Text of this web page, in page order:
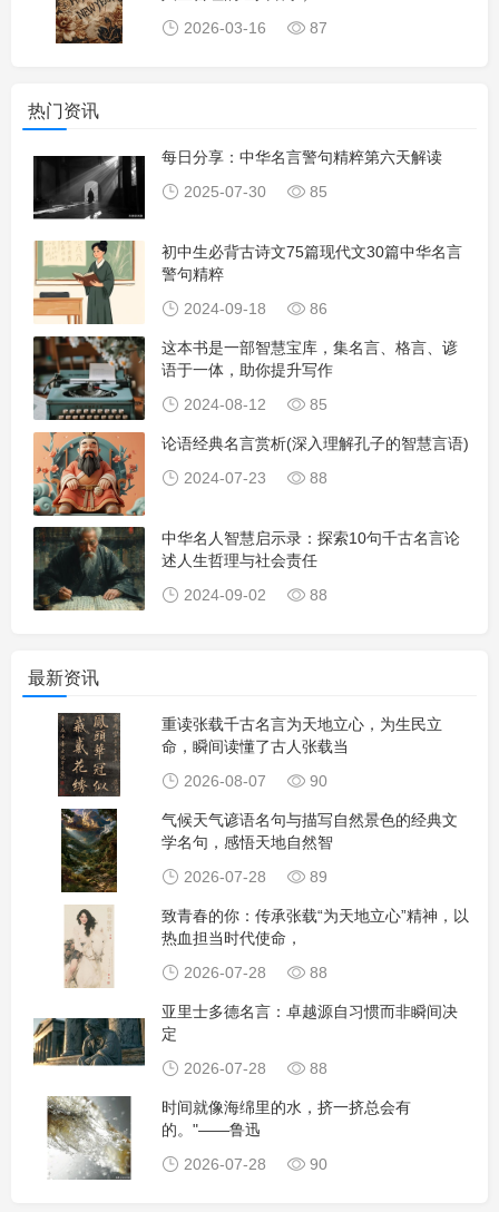
2026-03-16
87
热门资讯
每日分享：中华名言警句精粹第六天解读
2025-07-30
85
初中生必背古诗文75篇现代文30篇中华名言
警句精粹
2024-09-18
86
这本书是一部智慧宝库，集名言、格言、谚
语于一体，助你提升写作
2024-08-12
85
论语经典名言赏析(深入理解孔子的智慧言语)
2024-07-23
88
中华名人智慧启示录：探索10句千古名言论
述人生哲理与社会责任
2024-09-02
88
最新资讯
重读张载千古名言为天地立心，为生民立
命，瞬间读懂了古人张载当
2026-08-07
90
气候天气谚语名句与描写自然景色的经典文
学名句，感悟天地自然智
2026-07-28
89
致青春的你：传承张载“为天地立心”精神，以
热血担当时代使命，
2026-07-28
88
亚里士多德名言：卓越源自习惯而非瞬间决
定
2026-07-28
88
时间就像海绵里的水，挤一挤总会有
的。"——鲁迅
2026-07-28
90